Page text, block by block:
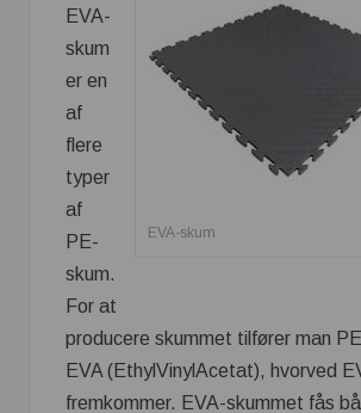
EVA-skum
EVA-
skum
er en
af
flere
typer
af
PE-
skum.
For at
producere skummet tilfører man
EVA (EthylVinylAcetat), hvorved
fremkommer. EVA-skummet fås